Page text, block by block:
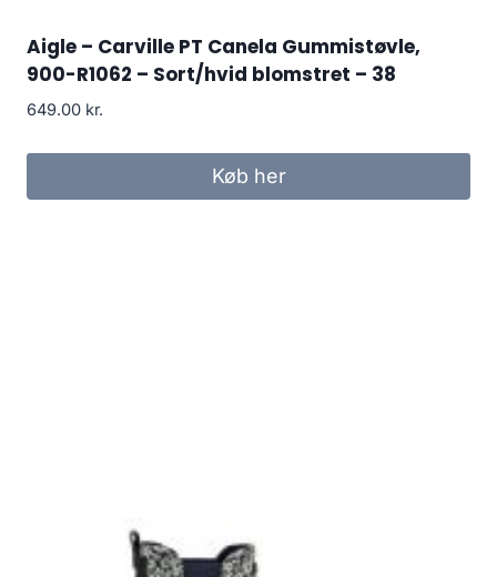
Aigle – Carville PT Canela Gummistøvle,
900-R1062 – Sort/hvid blomstret – 38
649.00 kr.
Køb her